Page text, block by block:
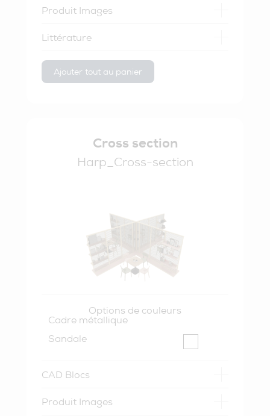
Produit Images
Littérature
Ajouter tout au panier
Cross section
Harp_Cross-section
Options de couleurs
Cadre métallique
Sandale
CAD Blocs
Produit Images